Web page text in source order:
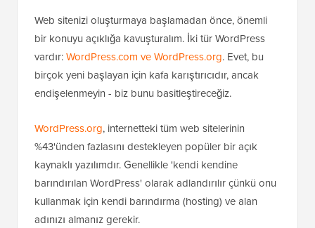
Web sitenizi oluşturmaya başlamadan önce, önemli
bir konuyu açıklığa kavuşturalım. İki tür WordPress
vardır:WordPress.com ve WordPress.org. Evet, bu
birçok yeni başlayan için kafa karıştırıcıdır, ancak
endişelenmeyin - biz bunu basitleştireceğiz.
WordPress.org, internetteki tüm web sitelerinin
%43'ünden fazlasını destekleyen popüler bir açık
kaynaklı yazılımdır. Genellikle 'kendi kendine
barındırılan WordPress' olarak adlandırılır çünkü onu
kullanmak için kendi barındırma (hosting) ve alan
adınızı almanız gerekir.